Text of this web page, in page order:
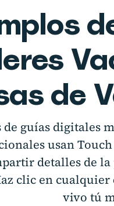
de
de guías digitales
usan
detalles de
clic en
vivo tú